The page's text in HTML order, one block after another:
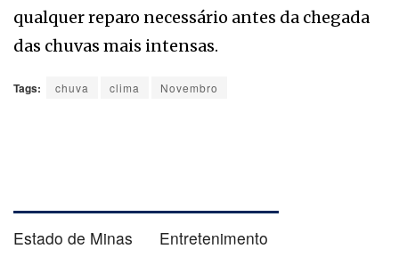
qualquer reparo necessário antes da chegada
das chuvas mais intensas.
Tags: chuva clima Novembro
Estado de Minas Entretenimento